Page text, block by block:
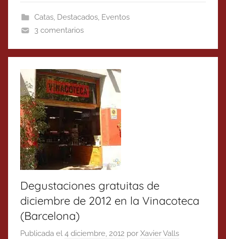
Catas, Destacados, Eventos
3 comentarios
Degustaciones gratuitas de
diciembre de 2012 en la Vinacoteca
(Barcelona)
Publicada el 4 diciembre, 2012 por Xavier Valls